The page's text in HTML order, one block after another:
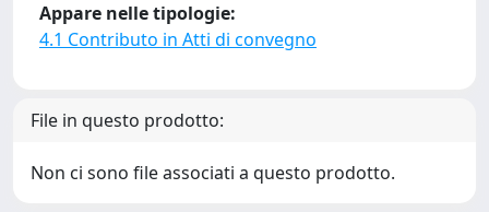
Appare nelle tipologie:
4.1 Contributo in Atti di convegno
File in questo prodotto:
Non ci sono file associati a questo prodotto.